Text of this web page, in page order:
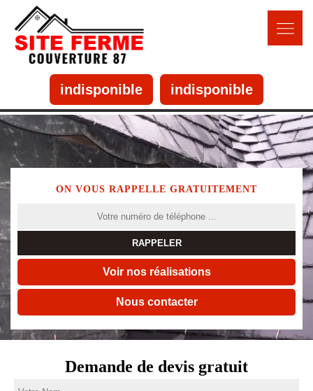
indisponible indisponible
ON VOUS RAPPELLE GRATUITEMENT
Voir nos réalisations
Nous contacter
Demande de devis gratuit